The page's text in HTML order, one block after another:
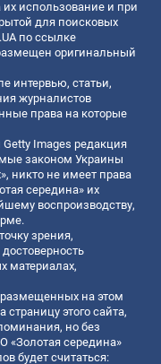
использование и при
для поисковых
по ссылке
оригинальный
интервью, статьи,
журналистов
права на которые
Images редакция
законом Украины
никто не имеет права
середина» их
воспроизводству,
зрения,
материалах,
на этом
этого сайта,
но без
«Золотая середина»
будет считаться: